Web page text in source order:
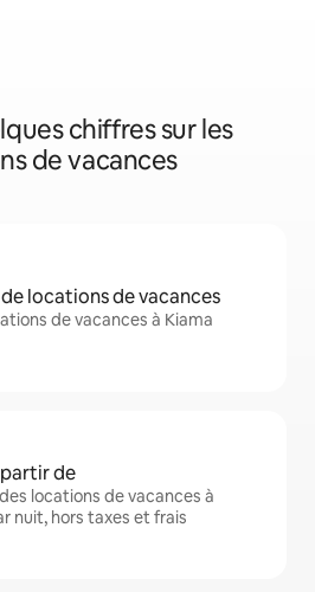
chiffres sur les
de vacances
locations de vacances
de vacances à Kiama
de
locations de vacances à
nuit, hors taxes et frais